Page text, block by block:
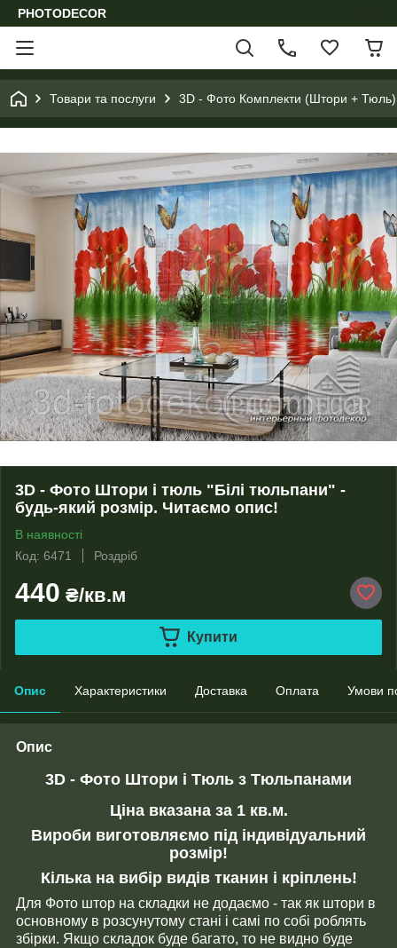
PHOTODECOR
Товари та послуги 3D - Фото Комплекти (Штори + Тюль)
3D - Фото Штори і тюль "Білі тюльпани" -
будь-який розмір. Читаємо опис!
В наявності
Код: 6471
Роздріб
440 ₴/кв.м
Купити
Опис Характеристики Доставка Оплата Умови
Опис
3D - Фото Штори і Тюль з Тюльпанами
Ціна вказана за 1 кв.м.
Вироби виготовляємо під індивідуальний
розмір!
Кілька на вибір видів тканин і кріплень!
Для Фото штор на складки не додаємо - так як штори в
основному в розсунутому стані і самі по собі роблять
збірки. Якщо складок буде багато, то не видно буде